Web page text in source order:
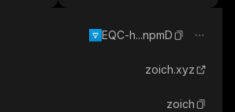
EQC-h...npmD
zoich.xyz
zoich